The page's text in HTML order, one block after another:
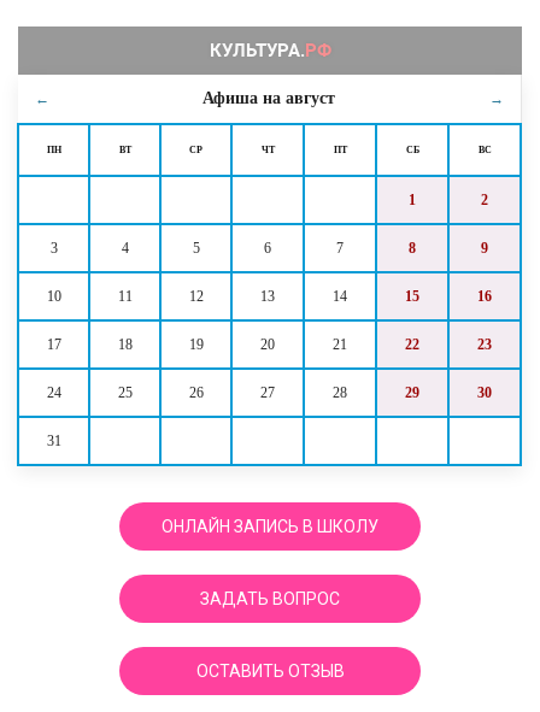
← Афиша на август →
ПН ВТ СР ЧТ ПТ СБ ВС
1 2
3 4 5 6 7 8 9
10 11 12 13 14 15 16
17 18 19 20 21 22 23
24 25 26 27 28 29 30
31
ОНЛАЙН ЗАПИСЬ В ШКОЛУ
ЗАДАТЬ ВОПРОС
ОСТАВИТЬ ОТЗЫВ